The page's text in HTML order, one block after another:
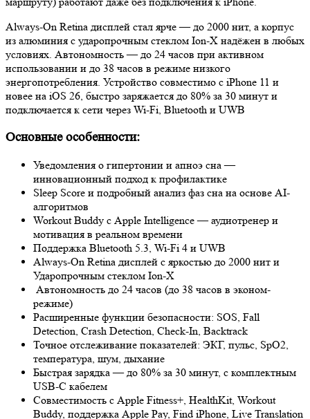
Always-On Retina дисплей стал ярче — до 2000 нит, а корпус
из алюминия с ударопрочным стеклом Ion-X надёжен в любых
условиях. Автономность — до 24 часов при активном
использовании и до 38 часов в режиме низкого
энергопотребления. Устройство совместимо с iPhone 11 и
новее на iOS 26, быстро заряжается до 80% за 30 минут и
подключается к сети через Wi-Fi, Bluetooth и UWB
Основные особенности:
Уведомления о гипертонии и апноэ сна —
инновационный подход к профилактике
Sleep Score и подробный анализ фаз сна на основе AI-
алгоритмов
Workout Buddy с Apple Intelligence — аудиотренер и
мотивация в реальном времени
Поддержка Bluetooth 5.3, Wi-Fi 4 и UWB
Always-On Retina дисплей с яркостью до 2000 нит и
Ударопрочным стеклом Ion‑X
Автономность до 24 часов (до 38 часов в эконом-
режиме)
Расширенные функции безопасности: SOS, Fall
Detection, Crash Detection, Check-In, Backtrack
Точное отслеживание показателей: ЭКГ, пульс, SpO2,
температура, шум, дыхание
Быстрая зарядка — до 80% за 30 минут, с комплектным
USB‑C кабелем
Совместимость с Apple Fitness+, HealthKit, Workout
Buddy, поддержка Apple Pay, Find iPhone, Live Translation